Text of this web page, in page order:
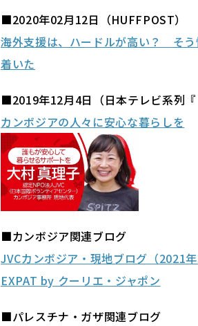
■2020年02月12日（HUFFPOST）
海外支援は、ハードルが高い？ そう
着いた
■2019年12月4日（日本テレビ系列『
カンボジアの人々に安心な暮らしを
■カンボジア関連ブログ
JVCカンボジア・現地ブログ（2021年
EXPAT by クーリエ・ジャポン
■パレスチナ・ガザ関連ブログ